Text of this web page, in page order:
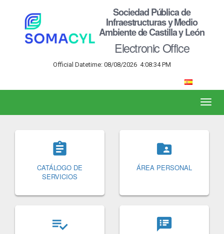
Sociedad Pública de
Infraestructuras y Medio
Ambiente de Castilla y León
Electronic Office
Official Datetime: 08/08/2026 4:08:34 PM

CATÁLOGO DE
SERVICIOS

ÁREA PERSONAL
 speaker_notes